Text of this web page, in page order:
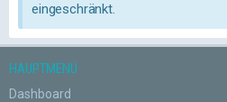
eingeschränkt.
HAUPTMENÜ
Dashboard